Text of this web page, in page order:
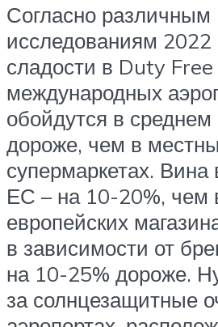
Согласно различным
исследованиям 2022
сладости в Duty Free
международных
обойдутся в среднем
дороже, чем в
супермаркетах. Вина
ЕС – на 10-20%, чем
европейских
в зависимости от
на 10-25% дороже.
за солнцезащитные